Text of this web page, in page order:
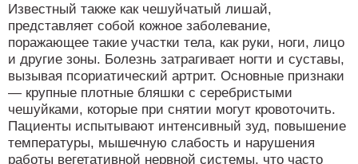
Известный также как чешуйчатый лишай,
представляет собой кожное заболевание,
поражающее такие участки тела, как руки, ноги, лицо
и другие зоны. Болезнь затрагивает ногти и суставы,
вызывая псориатический артрит. Основные признаки
— крупные плотные бляшки с серебристыми
чешуйками, которые при снятии могут кровоточить.
Пациенты испытывают интенсивный зуд, повышение
температуры, мышечную слабость и нарушения
работы вегетативной нервной системы, что часто